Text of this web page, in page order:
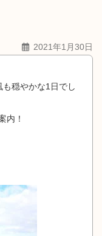
2021年1月30日
穏やかな1日でし
内！